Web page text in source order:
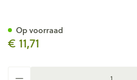
€ 11,71
Op voorraad